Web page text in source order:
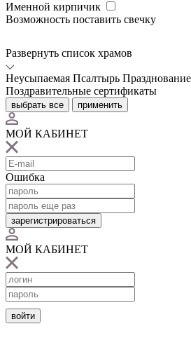
Именной кирпичик
Возможность поставить свечку
Развернуть список храмов
Неусыпаемая Псалтырь
Поздравительные сертификаты
выбрать все применить
МОЙ КАБИНЕТ
Ошибка
зарегистрироваться
МОЙ КАБИНЕТ
войти